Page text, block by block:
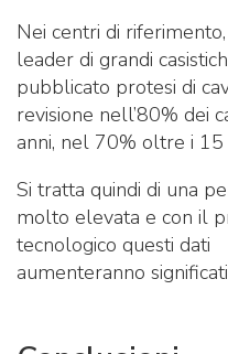
Nei centri di
leader di grandi
pubblicato protesi di
revisione nell’80% dei
anni, nel 70% oltre i 15
Si tratta quindi di una
molto elevata e con il
tecnologico questi dati
aumenteranno